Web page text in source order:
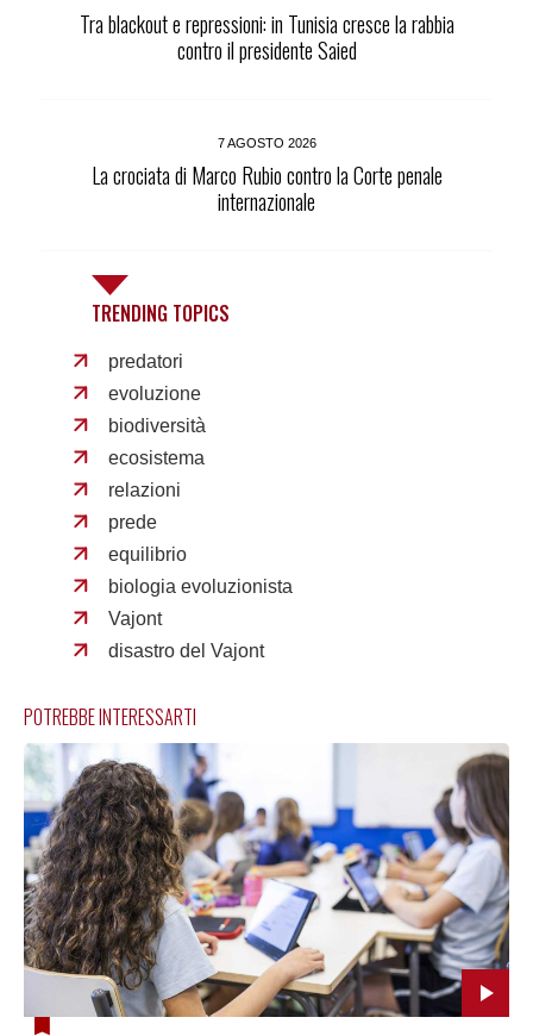
Tra blackout e repressioni: in Tunisia cresce la rabbia
contro il presidente Saied
7 AGOSTO 2026
La crociata di Marco Rubio contro la Corte penale
internazionale
TRENDING TOPICS
predatori
evoluzione
biodiversità
ecosistema
relazioni
prede
equilibrio
biologia evoluzionista
Vajont
disastro del Vajont
POTREBBE INTERESSARTI